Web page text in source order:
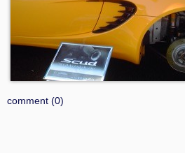
comment (0)